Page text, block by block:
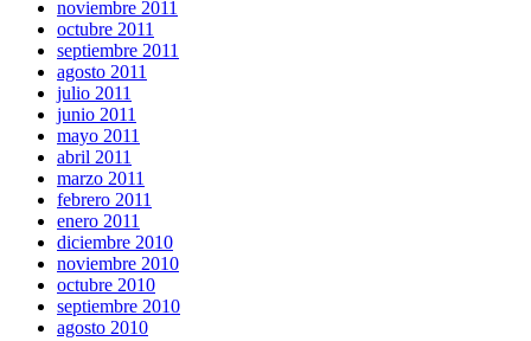
noviembre 2011
octubre 2011
septiembre 2011
agosto 2011
julio 2011
junio 2011
mayo 2011
abril 2011
marzo 2011
febrero 2011
enero 2011
diciembre 2010
noviembre 2010
octubre 2010
septiembre 2010
agosto 2010